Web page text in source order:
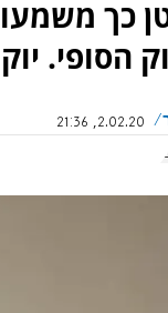
כך
הסופי.
2.02.20, 21:36